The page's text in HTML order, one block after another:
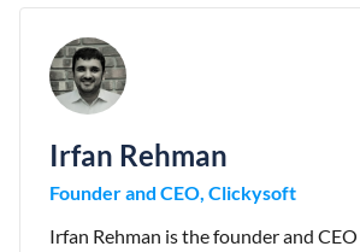
Irfan Rehman
Founder and CEO, Clickysoft
Irfan Rehman is the founder and